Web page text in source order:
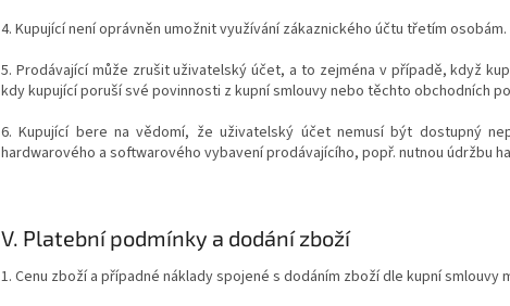
4. Kupující není oprávněn umožnit využívání zákaznického účtu třetím osobám.
5. Prodávající může zrušit uživatelský účet, a to zejména v případě, když
kdy kupující poruší své povinnosti z kupní smlouvy nebo těchto obchodních
6. Kupující bere na vědomí, že uživatelský účet nemusí být dostupný
hardwarového a softwarového vybavení prodávajícího, popř. nutnou údržbu
V. Platební podmínky a dodání zboží
1. Cenu zboží a případné náklady spojené s dodáním zboží dle kupní smlouvy